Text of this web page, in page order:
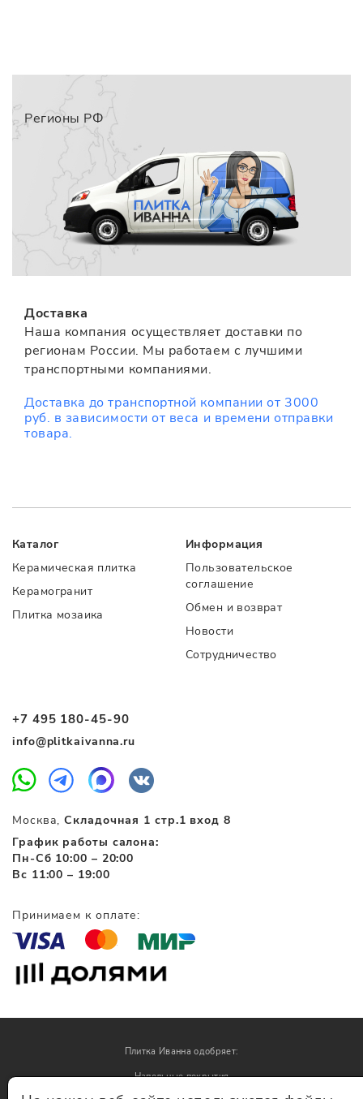
Регионы РФ
Доставка
Наша компания осуществляет доставки по
регионам России. Мы работаем с лучшими
транспортными компаниями.
Доставка до транспортной компании от 3000
руб. в зависимости от веса и времени отправки
товара.
+7 495 180-45-90
info@plitkaivanna.ru
Москва,Складочная 1 стр.1 вход 8
График работы салона:
Пн-Сб 10:00 – 20:00
Вс 11:00 – 19:00
Каталог
Керамическая плитка
Керамогранит
Плитка мозаика
Информация
Пользовательское
соглашение
Обмен и возврат
Новости
Сотрудничество
Принимаем к оплате:
Плитка Иванна одобряет:
Напольные покрытия